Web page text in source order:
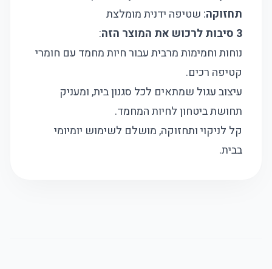
תחזוקה: שטיפה ידנית מומלצת
3 סיבות לרכוש את המוצר הזה
:
נוחות וחמימות מרבית עבור חיות מחמד עם חומרי
קטיפה רכים.
עיצוב עגול שמתאים לכל סגנון בית, ומעניק
תחושת ביטחון לחיות המחמד.
קל לניקוי ותחזוקה, מושלם לשימוש יומיומי
בבית.